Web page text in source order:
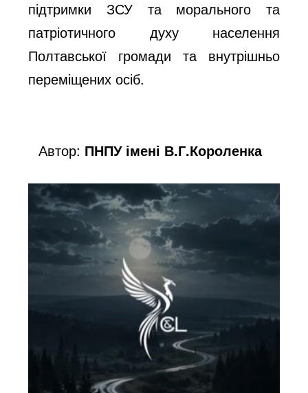
підтримки ЗСУ та морального та
патріотичного духу населення
Полтавської громади та внутрішньо
переміщених осіб.
Автор: ПНПУ імені В.Г.Короленка